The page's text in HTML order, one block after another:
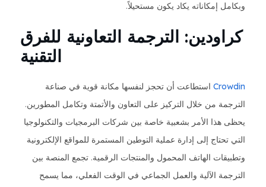
وبكامل إمكاناته يكاد يكون مستحيلاً.
كراودين: الترجمة التعاونية للفرق
التقنية
Crowdinاستطاعت أن تحجز لنفسها مكانة قوية في صناعة
الترجمة من خلال التركيز على التعاون والأتمتة وتكامل المطورين.
يحظى هذا الأمر بشعبية خاصة بين شركات البرمجيات والتكنولوجيا
التي تحتاج إلى إدارة عملية التوطين المستمرة للمواقع الإلكترونية
وتطبيقات الهاتف المحمول والمنتجات الرقمية. تجمع المنصة بين
الترجمة الآلية والعمل الجماعي في الوقت الفعلي، مما يسمح